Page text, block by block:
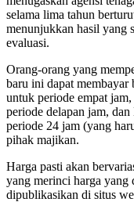
selama lima tahun
menunjukkan hasil yang
evaluasi.
Orang-orang yang
baru ini dapat
untuk periode empat
periode delapan jam,
periode 24 jam (yang
pihak majikan.
Harga pasti akan
yang merinci harga yang
dipublikasikan di situs